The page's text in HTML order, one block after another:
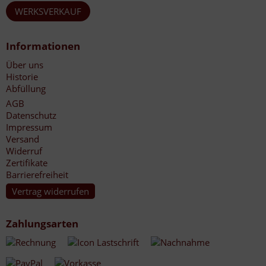
WERKSVERKAUF
Informationen
Über uns
Historie
Abfüllung
AGB
Datenschutz
Impressum
Versand
Widerruf
Zertifikate
Barrierefreiheit
Vertrag widerrufen
Zahlungsarten